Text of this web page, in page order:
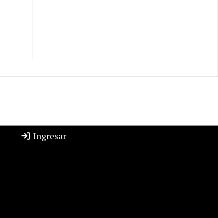
Ingresar